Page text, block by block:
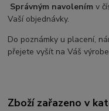
Správným navolením v
Vaší objednávky.
Do poznámky u placení,
přejete vyšít na Váš
Zboží zařazeno v